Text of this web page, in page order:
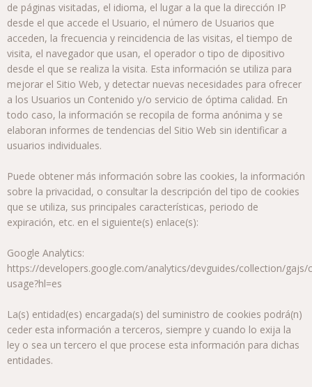
de páginas visitadas, el idioma, el lugar a la que la dirección IP
desde el que accede el Usuario, el número de Usuarios que
acceden, la frecuencia y reincidencia de las visitas, el tiempo de
visita, el navegador que usan, el operador o tipo de dipositivo
desde el que se realiza la visita. Esta información se utiliza para
mejorar el Sitio Web, y detectar nuevas necesidades para ofrecer
a los Usuarios un Contenido y/o servicio de óptima calidad. En
todo caso, la información se recopila de forma anónima y se
elaboran informes de tendencias del Sitio Web sin identificar a
usuarios individuales.
Puede obtener más información sobre las cookies, la información
sobre la privacidad, o consultar la descripción del tipo de cookies
que se utiliza, sus principales características, periodo de
expiración, etc. en el siguiente(s) enlace(s):
Google Analytics:
https://developers.google.com/analytics/devguides/collection/gajs/
usage?hl=es
La(s) entidad(es) encargada(s) del suministro de cookies podrá(n)
ceder esta información a terceros, siempre y cuando lo exija la
ley o sea un tercero el que procese esta información para dichas
entidades.